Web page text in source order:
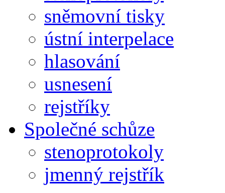
sněmovní tisky
ústní interpelace
hlasování
usnesení
rejstříky
Společné schůze
stenoprotokoly
jmenný rejstřík